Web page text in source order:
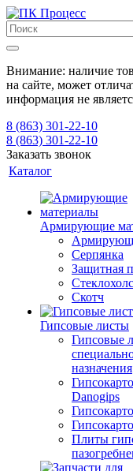
Внимание: наличие
на сайте, может
информация не
8 (863) 301-22-10
8 (863) 301-22-10
Заказать звонок
Каталог
Армирующие
Серпянка
Защитная
Скотч
Гипсовые листы
Гипсовые
назначения
Danogips
Плиты